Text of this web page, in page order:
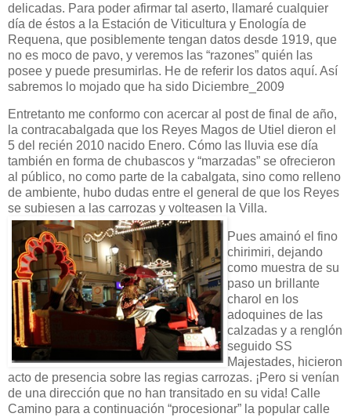
delicadas. Para poder afirmar tal aserto, llamaré cualquier
día de éstos a la Estación de Viticultura y Enología de
Requena, que posiblemente tengan datos desde 1919, que
no es moco de pavo, y veremos las “razones” quién las
posee y puede presumirlas. He de referir los datos aquí. Así
sabremos lo mojado que ha sido Diciembre_2009
Entretanto me conformo con acercar al post de final de año,
la contracabalgada que los Reyes Magos de Utiel dieron el
5 del recién 2010 nacido Enero. Cómo las lluvia ese día
también en forma de chubascos y “marzadas” se ofrecieron
al público, no como parte de la cabalgata, sino como relleno
de ambiente, hubo dudas entre el general de que los Reyes
se subiesen a las carrozas y volteasen la Villa.
Pues amainó el fino
chirimiri, dejando
como muestra de su
paso un brillante
charol en los
adoquines de las
calzadas y a renglón
seguido SS
Majestades, hicieron
acto de presencia sobre las regias carrozas. ¡Pero si venían
de una dirección que no han transitado en su vida! Calle
Camino para a continuación “procesionar” la popular calle